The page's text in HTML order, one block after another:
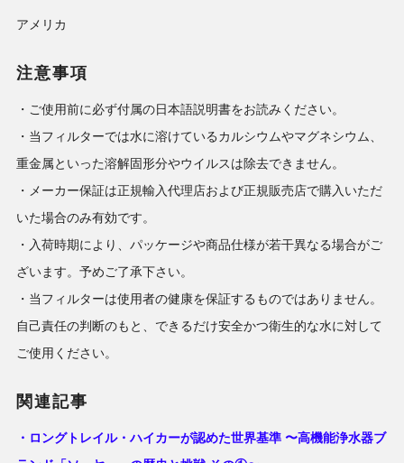
アメリカ
注意事項
・ご使用前に必ず付属の日本語説明書をお読みください。
・当フィルターでは水に溶けているカルシウムやマグネシウム、
重金属といった溶解固形分やウイルスは除去できません。
・メーカー保証は正規輸入代理店および正規販売店で購入いただ
いた場合のみ有効です。
・入荷時期により、パッケージや商品仕様が若干異なる場合がご
ざいます。予めご了承下さい。
・当フィルターは使用者の健康を保証するものではありません。
自己責任の判断のもと、できるだけ安全かつ衛生的な水に対して
ご使用ください。
関連記事
・ロングトレイル・ハイカーが認めた世界基準 〜高機能浄水器ブ